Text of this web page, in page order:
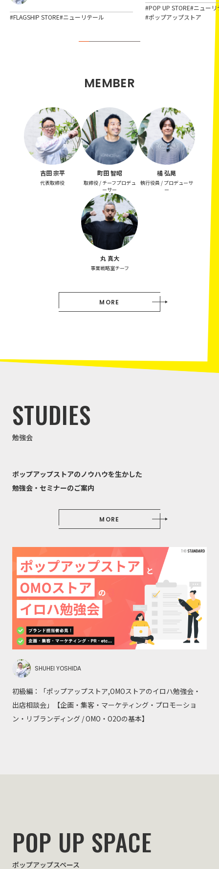
#FLAGSHIP STORE#ニューリテール
#POP UP STORE#ニューリ
#ポップアップストア
MEMBER
吉田 宗平
代表取締役
町田 智昭
取締役 / チーフプロデュ
ーサー
橘 弘晃
執行役員 / プロデューサ
ー
丸 真大
事業戦略室チーフ
MORE
STUDIES
勉強会
ポップアップストアのノウハウを生かした
勉強会・セミナーのご案内
MORE
SHUHEI YOSHIDA
初級編：「ポップアップストア,OMOストアのイロハ勉強会・
出店相談会」【企画・集客・マーケティング・プロモーショ
ン・リブランディング / OMO・O2Oの基本】
POP UP SPACE
ポップアップスペース